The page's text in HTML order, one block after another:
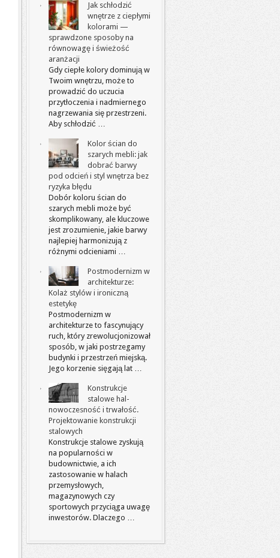
Jak schłodzić
wnętrze z ciepłymi
kolorami —
sprawdzone sposoby na
równowagę i świeżość
aranżacji
Gdy ciepłe kolory dominują w
Twoim wnętrzu, może to
prowadzić do uczucia
przytłoczenia i nadmiernego
nagrzewania się przestrzeni.
Aby schłodzić …
Kolor ścian do
szarych mebli: jak
dobrać barwy
pod odcień i styl wnętrza bez
ryzyka błędu
Dobór koloru ścian do
szarych mebli może być
skomplikowany, ale kluczowe
jest zrozumienie, jakie barwy
najlepiej harmonizują z
różnymi odcieniami …
Postmodernizm w
architekturze:
Kolaż stylów i ironiczną
estetykę
Postmodernizm w
architekturze to fascynujący
ruch, który zrewolucjonizował
sposób, w jaki postrzegamy
budynki i przestrzeń miejską.
Jego korzenie sięgają lat …
Konstrukcje
stalowe hal-
nowoczesność i trwałość.
Projektowanie konstrukcji
stalowych
Konstrukcje stalowe zyskują
na popularności w
budownictwie, a ich
zastosowanie w halach
przemysłowych,
magazynowych czy
sportowych przyciąga uwagę
inwestorów. Dlaczego …